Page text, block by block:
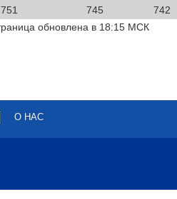
751 745 742
обновлена в 18:15 МСК
О НАС